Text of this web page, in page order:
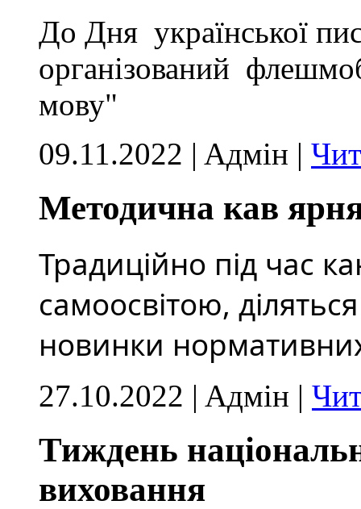
До Дня української
організований
мову"
09.11.2022 | Aдмін |
Методична кав
Традиційно під час
самоосвітою,
новинки
27.10.2022 | Aдмін |
Тиждень
виховання